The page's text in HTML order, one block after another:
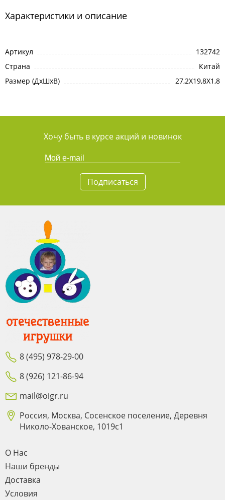
Характеристики и описание
Артикул
132742
Страна
Китай
Размер (ДхШхВ)
27,2X19,8X1,8
Хочу быть в курсе акций и новинок
Подписаться
8 (495) 978-29-00
8 (926) 121-86-94
mail@oigr.ru
Россия, Москва, Сосенское поселение, Деревня
Николо-Хованское, 1019с1
О Нас
Наши бренды
Доставка
Условия